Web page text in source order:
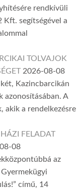
rendkívüli
Kft. segítségével a
TOLVAJOK
2026-08-08
Kazincbarcikán
A
akik a rendelkezésre
FELADAT
08
az
című, 14